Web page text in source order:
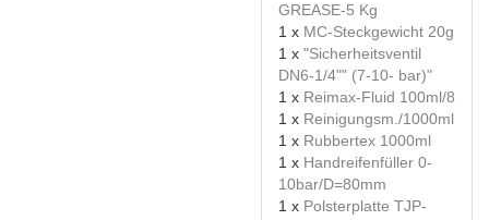
GREASE-5 Kg
1 x MC-Steckgewicht 20g
1 x "Sicherheitsventil
DN6-1/4"" (7-10- bar)"
1 x Reimax-Fluid 100ml/8
1 x Reinigungsm./1000ml
1 x Rubbertex 1000ml
1 x Handreifenfüller 0-
10bar/D=80mm
1 x Polsterplatte TJP-